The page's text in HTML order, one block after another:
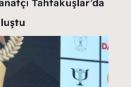
Tahtakuşlar’da